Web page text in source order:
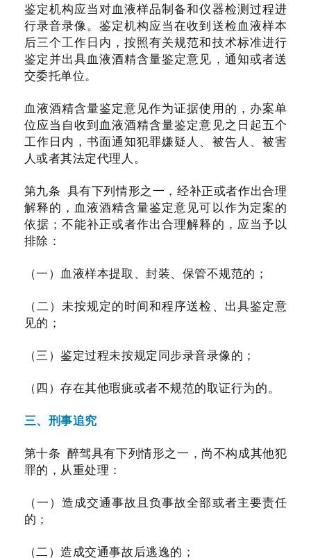
鉴定机构应当对血液样品制备和仪器检测过程进
行录音录像。鉴定机构应当在收到送检血液样本
后三个工作日内，按照有关规范和技术标准进行
鉴定并出具血液酒精含量鉴定意见，通知或者送
交委托单位。
血液酒精含量鉴定意见作为证据使用的，办案单
位应当自收到血液酒精含量鉴定意见之日起五个
工作日内，书面通知犯罪嫌疑人、被告人、被害
人或者其法定代理人。
第九条 具有下列情形之一，经补正或者作出合理
解释的，血液酒精含量鉴定意见可以作为定案的
依据；不能补正或者作出合理解释的，应当予以
排除：
（一）血液样本提取、封装、保管不规范的；
（二）未按规定的时间和程序送检、出具鉴定意
见的；
（三）鉴定过程未按规定同步录音录像的；
（四）存在其他瑕疵或者不规范的取证行为的。
三、刑事追究
第十条 醉驾具有下列情形之一，尚不构成其他犯
罪的，从重处理：
（一）造成交通事故且负事故全部或者主要责任
的；
（二）造成交通事故后逃逸的；